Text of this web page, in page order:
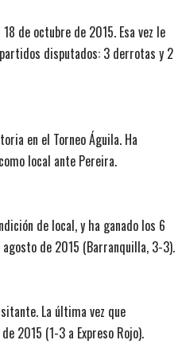
de octubre de 2015. Esa vez le
disputados: 3 derrotas y 2
en el Torneo Águila. Ha
local ante Pereira.
de local, y ha ganado los 6
de 2015 (Barranquilla, 3-3).
La última vez que
2015 (1-3 a Expreso Rojo).